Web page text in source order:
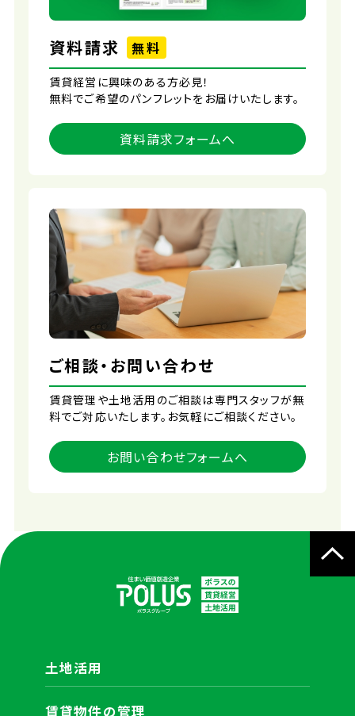
資料請求 無料
賃貸経営に興味のある方必見！
無料でご希望のパンフレットをお届けいたします。
資料請求フォームへ
ご相談・お問い合わせ
賃貸管理や土地活用のご相談は専門スタッフが無
料でご対応いたします。お気軽にご相談ください。
お問い合わせフォームへ
土地活用
賃貸物件の管理